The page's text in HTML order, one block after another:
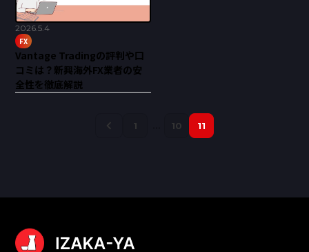
2026.5.4
FX
Vantage Tradingの評判や口
コミは？新興海外FX業者の安
全性を徹底解説
ペ
keyboard_arrow_left 1 10 11